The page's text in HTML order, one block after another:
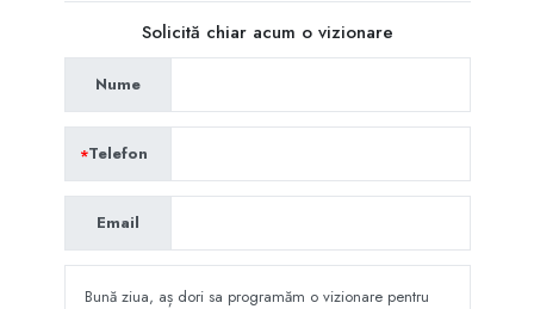
Solicită chiar acum o vizionare
Nume
Telefon
Email